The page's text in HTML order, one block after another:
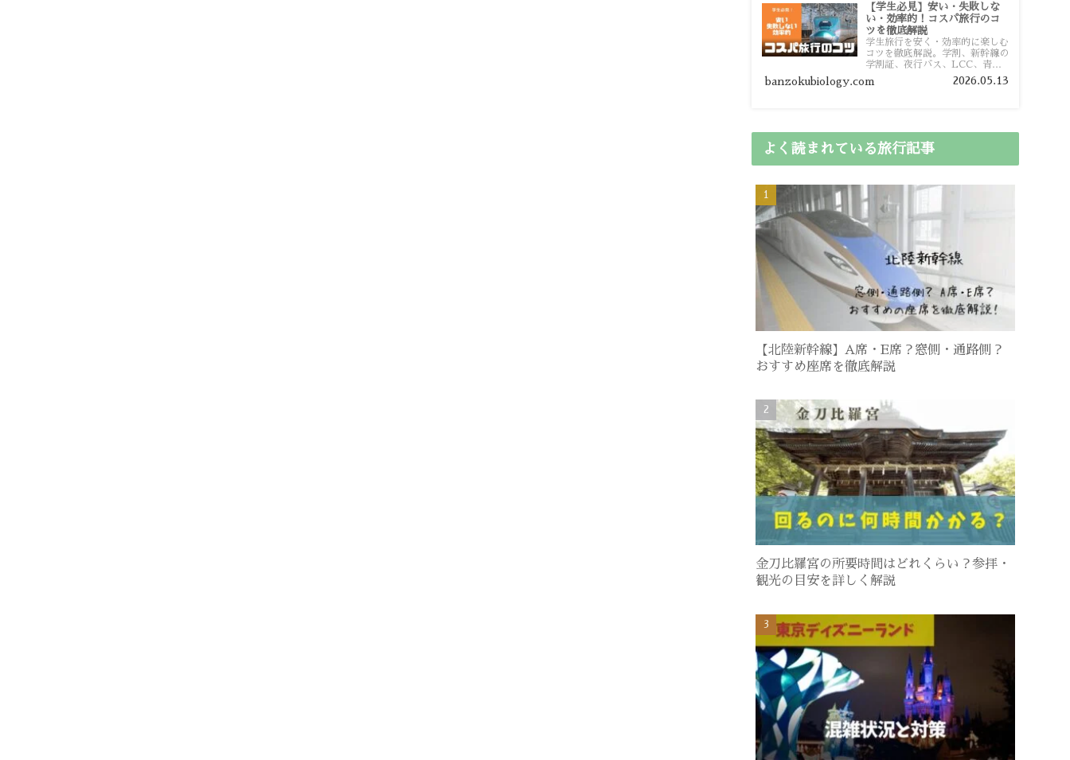
【学生必見】安い・失敗しな
い・効率的！コスパ旅行のコ
ツを徹底解説
学生旅行を安く・効率的に楽しむ
コツを徹底解説。学割、新幹線の
学割証、夜行バス、LCC、青春
18きっぷ、レンタカー割り勘な
ど、学生向けの節約旅行術を詳し
banzokubiology.com 2026.05.13
よく読まれている旅行記事
【北陸新幹線】A席・E席？窓側・通路側？
おすすめ座席を徹底解説
金刀比羅宮の所要時間はどれくらい？参拝・
観光の目安を詳しく解説